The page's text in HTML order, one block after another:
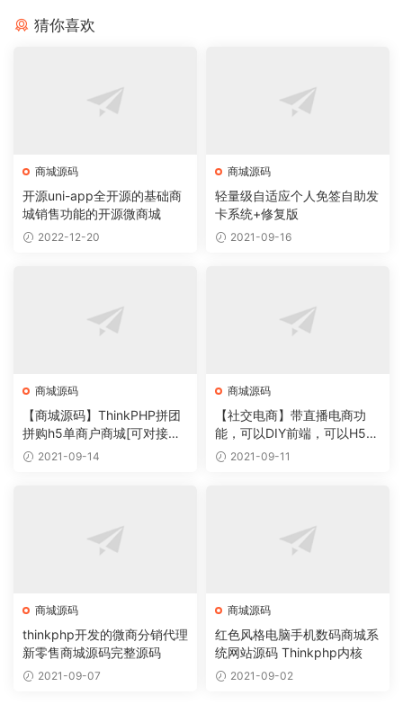
猜你喜欢
商城源码
开源uni-app全开源的基础商
城销售功能的开源微商城
2022-12-20
商城源码
轻量级自适应个人免签自助发
卡系统+修复版
2021-09-16
商城源码
【商城源码】ThinkPHP拼团
拼购h5单商户商城[可对接公
众号]2021-09-14
商城源码
【社交电商】带直播电商功
能，可以DIY前端，可以H5和
小程序一般商城常用功能齐全
2021-09-11
商城源码
thinkphp开发的微商分销代理
新零售商城源码完整源码
2021-09-07
商城源码
红色风格电脑手机数码商城系
统网站源码 Thinkphp内核
2021-09-02